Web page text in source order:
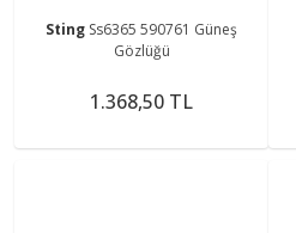
Sting Ss6365 590761 Güneş
Gözlüğü
1.368,50 TL